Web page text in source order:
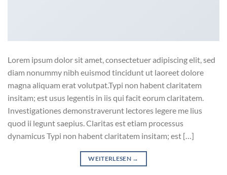
Lorem ipsum dolor sit amet, consectetuer adipiscing elit, sed
diam nonummy nibh euismod tincidunt ut laoreet dolore
magna aliquam erat volutpat.Typi non habent claritatem
insitam; est usus legentis in iis qui facit eorum claritatem.
Investigationes demonstraverunt lectores legere me lius
quod ii legunt saepius. Claritas est etiam processus
dynamicus Typi non habent claritatem insitam; est […]
WEITERLESEN →